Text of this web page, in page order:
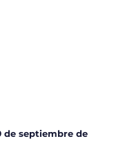
de septiembre de